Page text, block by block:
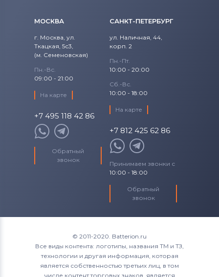
МОСКВА
г. Москва, ул.
Ткацкая, 5с3,
(м. Семеновская)
Пн.-Вс.
09:00 - 21:00
На карте
+7 495 118 42 86
Обратный
звонок
САНКТ-ПЕТЕРБУРГ
ул. Наличная, 44,
корп. 2
Пн.-Пт.
10:00 - 20:00
Сб.-Вс.
10:00 - 18:00
На карте
+7 812 425 62 86
Принимаем звонки с
10:00 - 18:00
Обратный
звонок
© 2011-2020. Batterion.ru
Все виды контента: логотипы, названия ТМ и ТЗ,
технологии и другая информация, которая
является собственностью третьих лиц, в том
числе контент торговых знаков, является